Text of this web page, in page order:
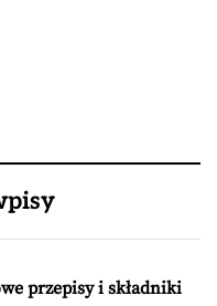
przepisy i składniki